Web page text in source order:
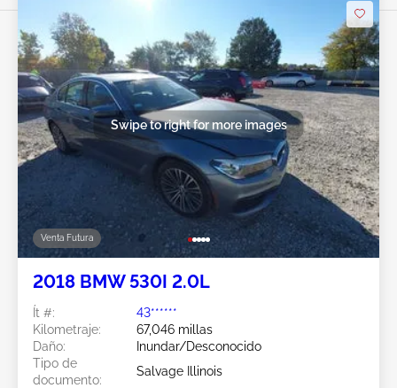
Venta Futura
Swipe to right for more images
2018 BMW 530I 2.0L
Ít #:
43******
Kilometraje:
67,046 millas
Daño:
Inundar/Desconocido
Tipo de
documento:
Salvage Illinois